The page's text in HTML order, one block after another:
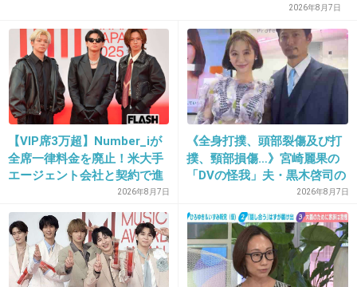
そして真ん中の私は父にも母にも似ていない…
子供の頃は私は捨て子なんじゃないかと本気で思ってた。
+2
29. 匿名2019/01/08(火) 20:23:39
父にも母にもパーツからしてあまり似ないで、祖母に似て
娘はどちらかというと私に似ていて、息子は夫にそっく
り。クローンと言われる
2026年8月7日
【VIP席3万超】Number_iが
全席一律料金を廃止！米大手
エージェント会社と契約で進
2026年8月7日
《全身打撲、頭部裂傷及び打
撲、頸部損傷…》宮崎麗果の
「DVの怪我」夫・黒木啓司の
逮捕で始まる「夫婦の闘争」
2026年8月7日